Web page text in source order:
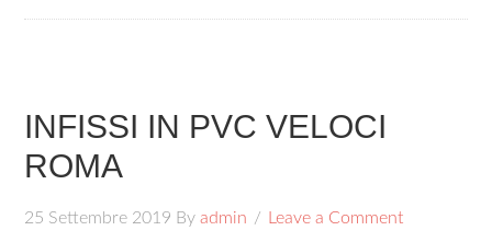
INFISSI IN PVC VELOCI
ROMA
25 Settembre 2019 Byadmin Leave a Comment